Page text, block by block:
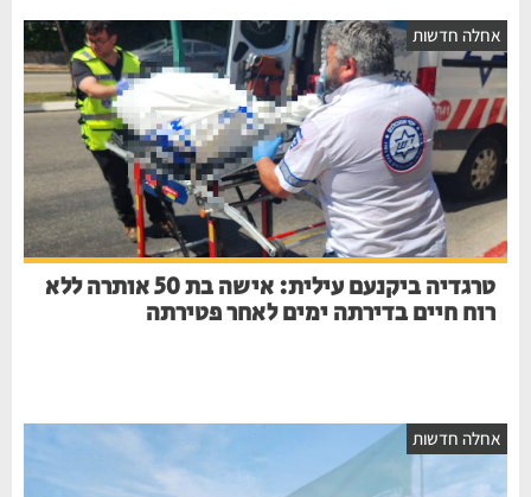
חדשות
טרגדיה ביקנעם עילית: אישה בת 50 אותרה ללא
רוח חיים בדירתה ימים לאחר פטירתה
חדשות